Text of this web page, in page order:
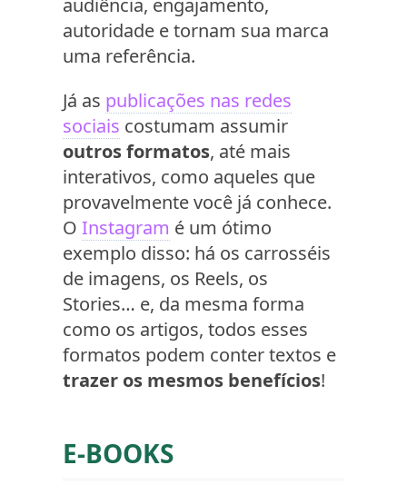
audiência, engajamento,
autoridade e tornam sua marca
uma referência.
Já as publicações nas redes
sociais costumam assumir
outros formatos, até mais
interativos, como aqueles que
provavelmente você já conhece.
O Instagram é um ótimo
exemplo disso: há os carrosséis
de imagens, os Reels, os
Stories… e, da mesma forma
como os artigos, todos esses
formatos podem conter textos e
trazer os mesmos benefícios!
E-BOOKS